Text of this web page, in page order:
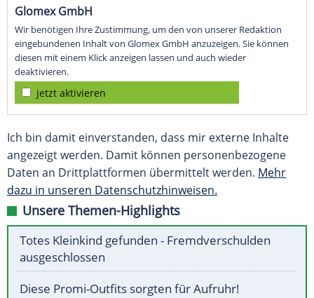
Glomex GmbH
Wir benötigen Ihre Zustimmung, um den von unserer Redaktion
eingebundenen Inhalt von Glomex GmbH anzuzeigen. Sie können
diesen mit einem Klick anzeigen lassen und auch wieder
deaktivieren.
jetzt aktivieren
Ich bin damit einverstanden, dass mir externe Inhalte
angezeigt werden. Damit können personenbezogene
Daten an Drittplattformen übermittelt werden. Mehr
dazu in unseren Datenschutzhinweisen.
Unsere Themen-Highlights
Totes Kleinkind gefunden - Fremdverschulden
ausgeschlossen
Diese Promi-Outfits sorgten für Aufruhr!